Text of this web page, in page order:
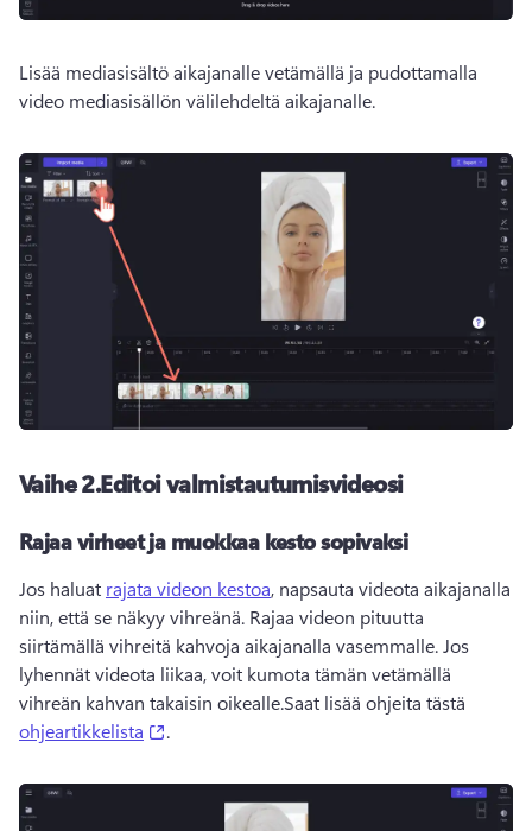
Lisää mediasisältö aikajanalle vetämällä ja pudottamalla
video mediasisällön välilehdeltä aikajanalle.
Vaihe 2.Editoi valmistautumisvideosi
Rajaa virheet ja muokkaa kesto sopivaksi
Jos haluat rajata videon kestoa, napsauta videota aikajanalla
niin, että se näkyy vihreänä. Rajaa videon pituutta
siirtämällä vihreitä kahvoja aikajanalla vasemmalle. Jos
lyhennät videota liikaa, voit kumota tämän vetämällä
vihreän kahvan takaisin oikealle.Saat lisää ohjeita tästä
ohjeartikkelista
.